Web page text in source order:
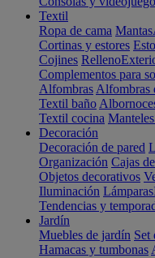
Textil
Ropa de cama Mantas
Cortinas y estores
Cojines Relleno
Complementos para
Alfombras Alfombras
Textil baño
Textil cocina Manteles
Decoración
Decoración de pared
Organización Cajas
Objetos decorativos
Iluminación Lámparas
Tendencias y
Jardín
Muebles de jardín Set
Hamacas y tumbonas